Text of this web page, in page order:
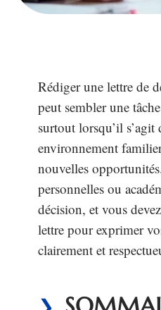
Rédiger une lettre de
peut sembler une
surtout lorsqu’il
environnement
nouvelles
personnelles ou
décision, et vous
lettre pour exprimer
clairement et